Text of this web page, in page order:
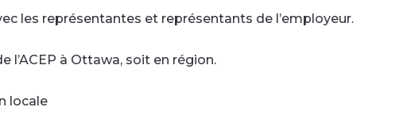
les représentantes et représentants de l’employeur.
l’ACEP à Ottawa, soit en région.
locale